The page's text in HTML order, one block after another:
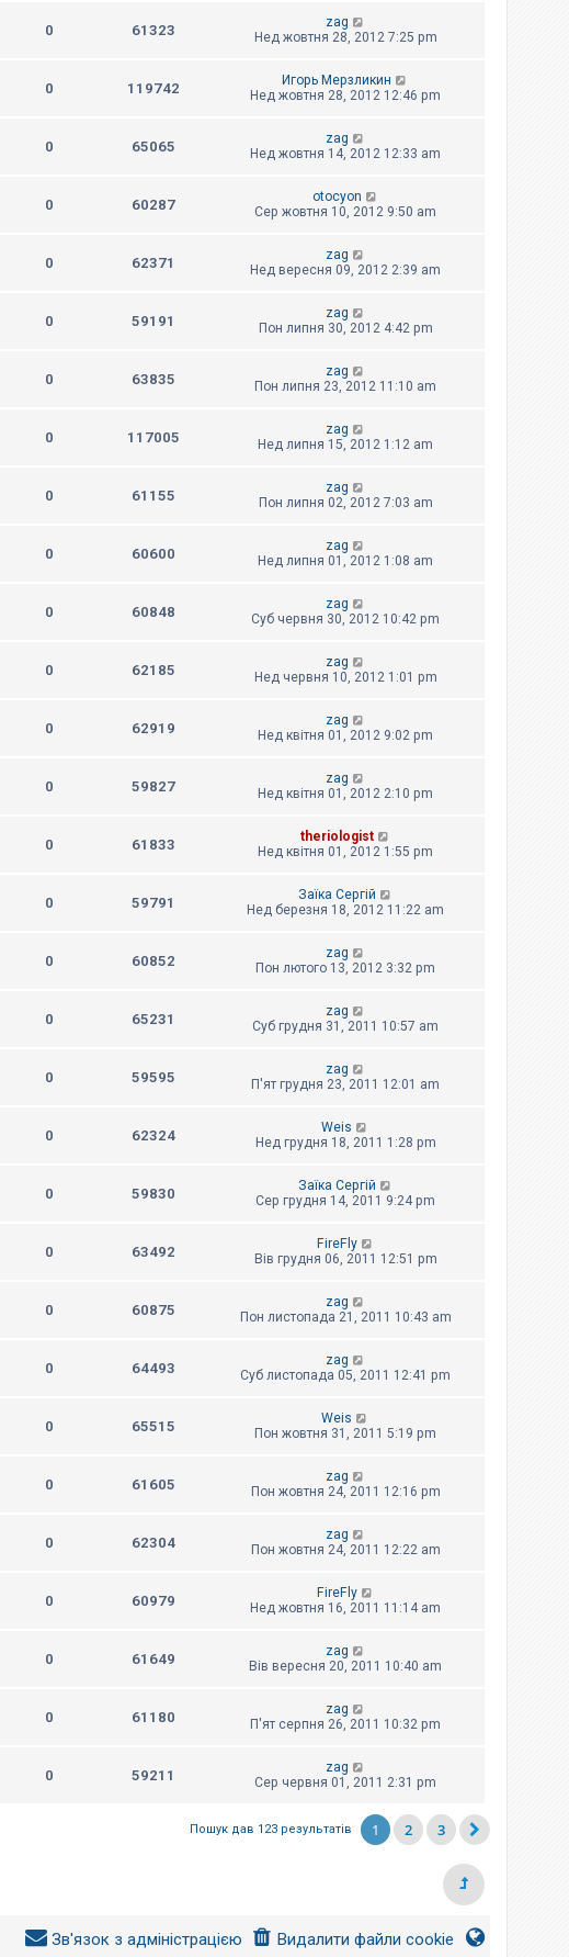
0 61323
zag
Нед жовтня 28, 2012 7:25 pm
0 119742
Игорь Мерзликин
Нед жовтня 28, 2012 12:46 pm
0 65065
zag
Нед жовтня 14, 2012 12:33 am
0 60287
otocyon
Сер жовтня 10, 2012 9:50 am
0 62371
zag
Нед вересня 09, 2012 2:39 am
0 59191
zag
Пон липня 30, 2012 4:42 pm
0 63835
zag
Пон липня 23, 2012 11:10 am
0 117005
zag
Нед липня 15, 2012 1:12 am
0 61155
zag
Пон липня 02, 2012 7:03 am
0 60600
zag
Нед липня 01, 2012 1:08 am
0 60848
zag
Суб червня 30, 2012 10:42 pm
0 62185
zag
Нед червня 10, 2012 1:01 pm
0 62919
zag
Нед квітня 01, 2012 9:02 pm
0 59827
zag
Нед квітня 01, 2012 2:10 pm
0 61833
theriologist
Нед квітня 01, 2012 1:55 pm
0 59791
Заїка Сергій
Нед березня 18, 2012 11:22 am
0 60852
zag
Пон лютого 13, 2012 3:32 pm
0 65231
zag
Суб грудня 31, 2011 10:57 am
0 59595
zag
П'ят грудня 23, 2011 12:01 am
0 62324
Weis
Нед грудня 18, 2011 1:28 pm
0 59830
Заїка Сергій
Сер грудня 14, 2011 9:24 pm
0 63492
FireFly
Вів грудня 06, 2011 12:51 pm
0 60875
zag
Пон листопада 21, 2011 10:43 am
0 64493
zag
Суб листопада 05, 2011 12:41 pm
0 65515
Weis
Пон жовтня 31, 2011 5:19 pm
0 61605
zag
Пон жовтня 24, 2011 12:16 pm
0 62304
zag
Пон жовтня 24, 2011 12:22 am
0 60979
FireFly
Нед жовтня 16, 2011 11:14 am
0 61649
zag
Вів вересня 20, 2011 10:40 am
0 61180
zag
П'ят серпня 26, 2011 10:32 pm
0 59211
zag
Сер червня 01, 2011 2:31 pm
Пошук дав 123 результатів 1 2 3
Видалити файли cookie
Зв'язок з адміністрацією